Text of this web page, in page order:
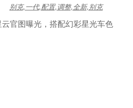
别克,一代,配置,调整,全新,别克